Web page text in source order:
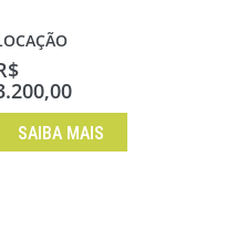
SAIBA MAIS